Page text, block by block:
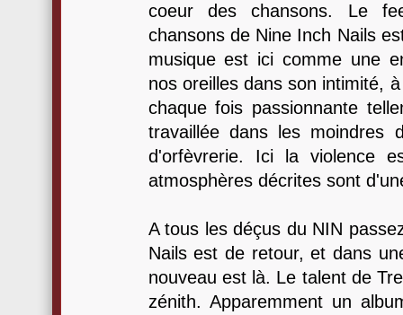
coeur des chansons. Le
chansons de Nine Inch Nails
musique est ici comme une
nos oreilles dans son intimité,
chaque fois passionnante
travaillée dans les moindres
d'orfèvrerie. Ici la violence
atmosphères décrites sont
A tous les déçus du NIN
Nails est de retour, et dans
nouveau est là. Le talent de
zénith. Apparemment un